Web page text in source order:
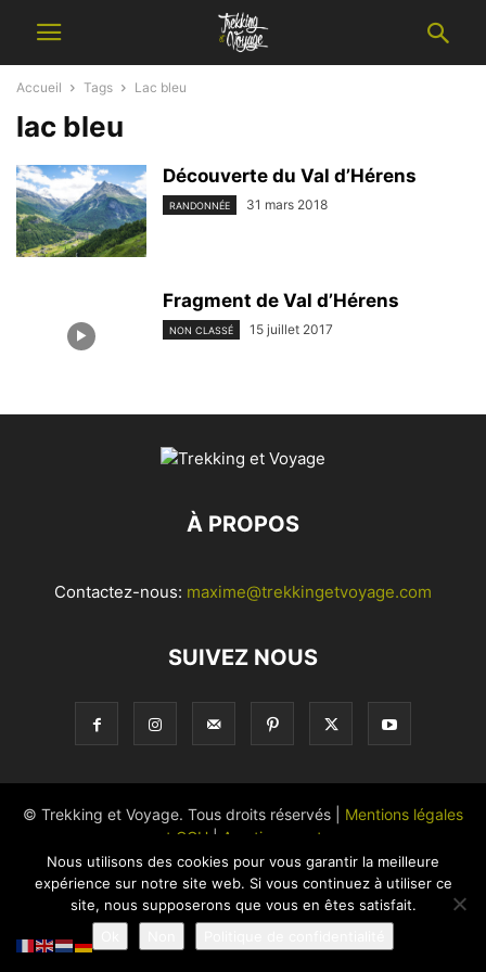
Accueil Tags Lac bleu
lac bleu
Découverte du Val d’Hérens
RANDONNÉE 31 mars 2018
Fragment de Val d’Hérens
NON CLASSÉ 15 juillet 2017
À PROPOS
Contactez-nous: maxime@trekkingetvoyage.com
SUIVEZ NOUS
© Trekking et Voyage. Tous droits réservés | Mentions légales
et CGU | Avertissements
Nous utilisons des cookies pour vous garantir la meilleure
expérience sur notre site web. Si vous continuez à utiliser ce
site, nous supposerons que vous en êtes satisfait.